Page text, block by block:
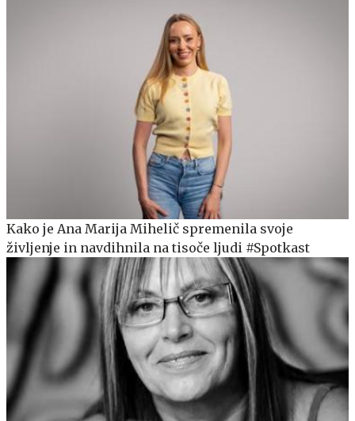
Kako je Ana Marija Mihelič spremenila svoje
življenje in navdihnila na tisoče ljudi #Spotkast